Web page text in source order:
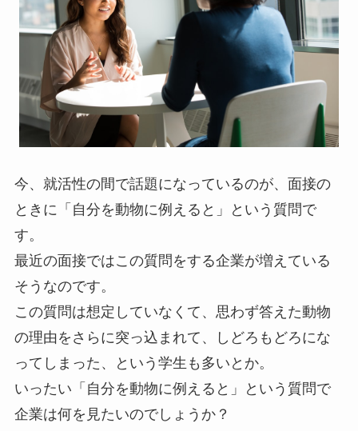
今、就活性の間で話題になっているのが、面接の
ときに「自分を動物に例えると」という質問で
す。
最近の面接ではこの質問をする企業が増えている
そうなのです。
この質問は想定していなくて、思わず答えた動物
の理由をさらに突っ込まれて、しどろもどろにな
ってしまった、という学生も多いとか。
いったい「自分を動物に例えると」という質問で
企業は何を見たいのでしょうか？